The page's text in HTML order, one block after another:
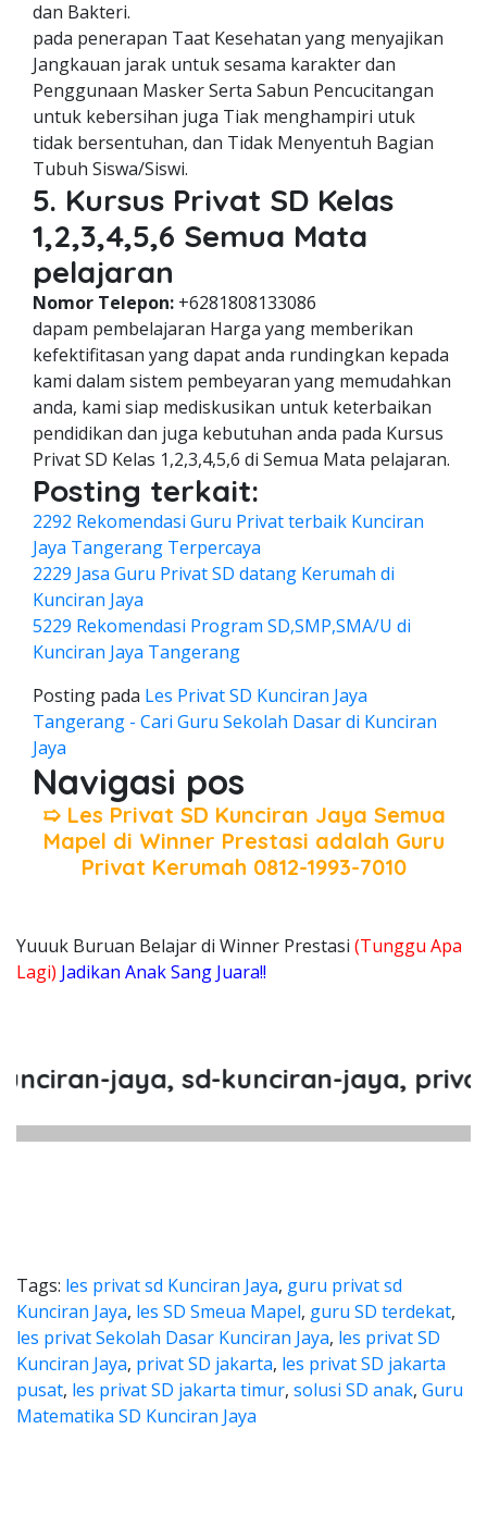
dan Bakteri.
pada penerapan Taat Kesehatan yang menyajikan
Jangkauan jarak untuk sesama karakter dan
Penggunaan Masker Serta Sabun Pencucitangan
untuk kebersihan juga Tiak menghampiri utuk
tidak bersentuhan, dan Tidak Menyentuh Bagian
Tubuh Siswa/Siswi.
5. Kursus Privat SD Kelas
1,2,3,4,5,6 Semua Mata
pelajaran
Nomor Telepon: +6281808133086
dapam pembelajaran Harga yang memberikan
kefektifitasan yang dapat anda rundingkan kepada
kami dalam sistem pembeyaran yang memudahkan
anda, kami siap mediskusikan untuk keterbaikan
pendidikan dan juga kebutuhan anda pada Kursus
Privat SD Kelas 1,2,3,4,5,6 di Semua Mata pelajaran.
Posting terkait:
2292 Rekomendasi Guru Privat terbaik Kunciran
Jaya Tangerang Terpercaya
2229 Jasa Guru Privat SD datang Kerumah di
Kunciran Jaya
5229 Rekomendasi Program SD,SMP,SMA/U di
Kunciran Jaya Tangerang
Posting pada Les Privat SD Kunciran Jaya
Tangerang - Cari Guru Sekolah Dasar di Kunciran
Jaya
Navigasi pos
➯ Les Privat SD Kunciran Jaya Semua
Mapel di Winner Prestasi adalah Guru
Privat Kerumah 0812-1993-7010
Yuuuk Buruan Belajar di Winner Prestasi (Tunggu Apa
Lagi) Jadikan Anak Sang Juara!!
jaya, sd-kunciran-jaya, privat-
Tags: les privat sd Kunciran Jaya, guru privat sd
Kunciran Jaya, les SD Smeua Mapel, guru SD terdekat,
les privat Sekolah Dasar Kunciran Jaya, les privat SD
Kunciran Jaya, privat SD jakarta, les privat SD jakarta
pusat, les privat SD jakarta timur, solusi SD anak, Guru
Matematika SD Kunciran Jaya